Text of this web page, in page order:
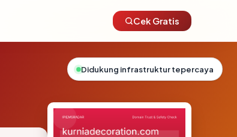
Cek Gratis
Didukung infrastruktur tepercaya